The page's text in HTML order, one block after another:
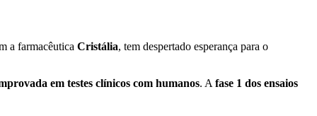
a farmacêutica Cristália, tem despertado esperança para o
em testes clínicos com humanos. A fase 1 dos ensaios